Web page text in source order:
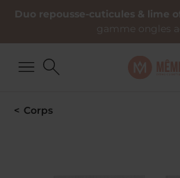
Duo repousse-cuticules & lime
gamme ongles
Corps